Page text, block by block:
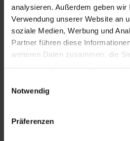
analysieren. Außerdem geben
Verwendung unserer Website an
soziale Medien, Werbung und
Partner führen diese
weiteren Daten zusammen, die
haben oder die sie im Rahmen
Notwendig
Präferenzen
Insektenschutz hält
und sorgt gleichzeitig
ein angenehmes